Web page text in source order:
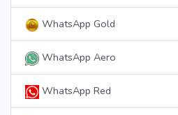
WhatsApp Gold
WhatsApp Aero
WhatsApp Red